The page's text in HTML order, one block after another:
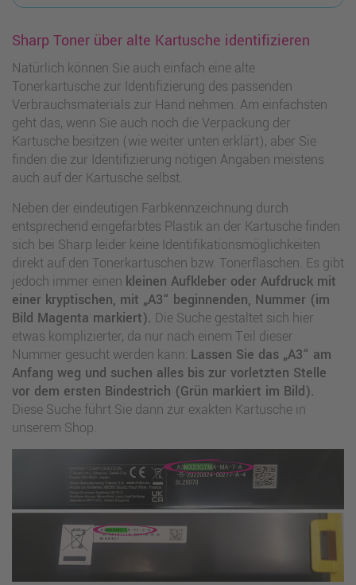
Sharp Toner über alte Kartusche identifizieren
Natürlich können Sie auch einfach eine alte
Tonerkartusche zur Identifizierung des passenden
Verbrauchsmaterials zur Hand nehmen. Am einfachsten
geht das, wenn Sie auch noch die Verpackung der
Kartusche besitzen (wie weiter unten erklärt), aber Sie
finden die zur Identifizierung nötigen Angaben meistens
auch auf der Kartusche selbst.
Neben der eindeutigen Farbkennzeichnung durch
entsprechend eingefärbtes Plastik an der Kartusche finden
sich bei Sharp leider keine Identifikationsmöglichkeiten
direkt auf den Tonerkartuschen bzw. Tonerflaschen. Es gibt
jedoch immer einen kleinen Aufkleber oder Aufdruck mit
einer kryptischen, mit „A3“ beginnenden, Nummer (im
Bild Magenta markiert). Die Suche gestaltet sich hier
etwas komplizierter, da nur nach einem Teil dieser
Nummer gesucht werden kann: Lassen Sie das „A3“ am
Anfang weg und suchen alles bis zur vorletzten Stelle
vor dem ersten Bindestrich (Grün markiert im Bild).
Diese Suche führt Sie dann zur exakten Kartusche in
unserem Shop.